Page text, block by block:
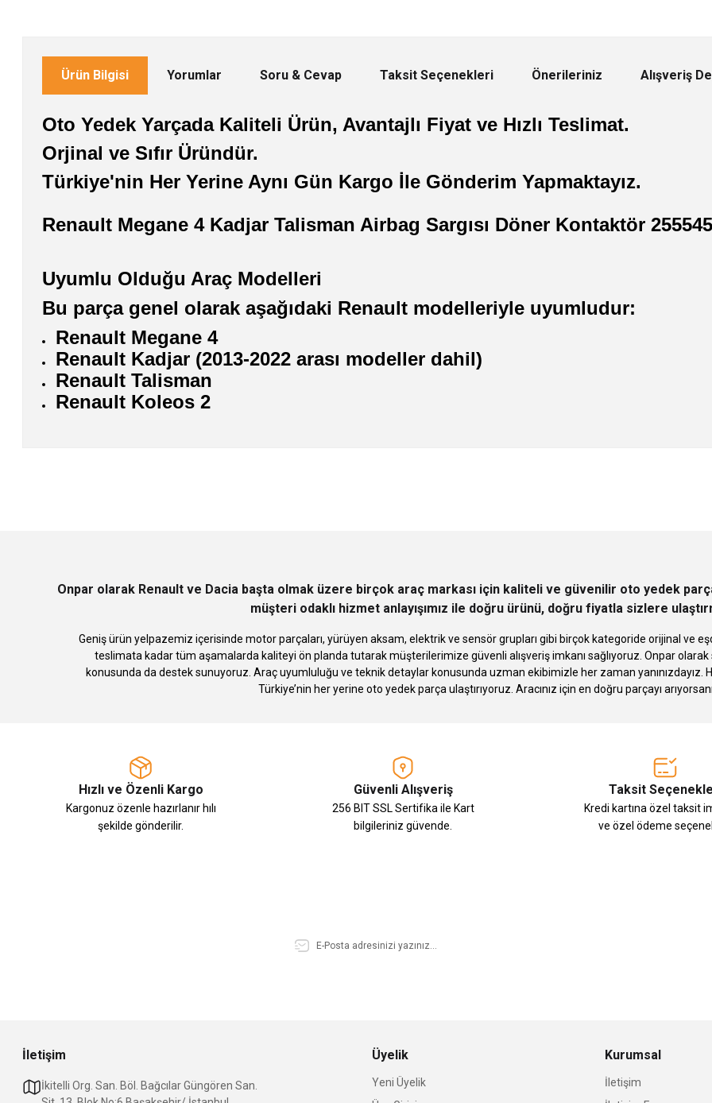
Ürün Bilgisi Yorumlar Soru & Cevap Taksit Seçenekleri Önerileriniz Alışveriş
Oto Yedek Yarçada Kaliteli Ürün, Avantajlı Fiyat ve Hızlı Teslimat.
Orjinal ve Sıfır Üründür.
Türkiye'nin Her Yerine Aynı Gün Kargo İle Gönderim Yapmaktayız.
Renault Megane 4 Kadjar Talisman Airbag Sargısı Döner Kontaktör
Uyumlu Olduğu Araç Modelleri
Bu parça genel olarak aşağıdaki Renault modelleriyle uyumludur:
Renault Megane 4
Renault Kadjar (2013-2022 arası modeller dahil)
Renault Talisman
Renault Koleos 2
Gönder
Onpar olarak Renault ve Dacia başta olmak üzere birçok araç markası için kaliteli ve güvenilir oto yedek
müşteri odaklı hizmet anlayışımız ile doğru ürünü, doğru fiyatla sizlere
Geniş ürün yelpazemiz içerisinde motor parçaları, yürüyen aksam, elektrik ve sensör grupları gibi birçok kategoride orijinal ve
teslimata kadar tüm aşamalarda kaliteyi ön planda tutarak müşterilerimize güvenli alışveriş imkanı sağlıyoruz. Onpar
konusunda da destek sunuyoruz. Araç uyumluluğu ve teknik detaylar konusunda uzman ekibimizle her zaman yanınızdayız.
Türkiye’nin her yerine oto yedek parça ulaştırıyoruz. Aracınız için en doğru parçayı
Hızlı ve Özenli Kargo
Kargonuz özenle hazırlanır hılı
şekilde gönderilir.
Güvenli Alışveriş
256 BIT SSL Sertifika ile Kart
bilgileriniz güvende.
Taksit
Kredi kartına özel taksit
ve özel ödeme
İletişim
İkitelli Org. San. Böl. Bağcılar Güngören San.
Üyelik
Yeni Üyelik
Kurumsal
İletişim